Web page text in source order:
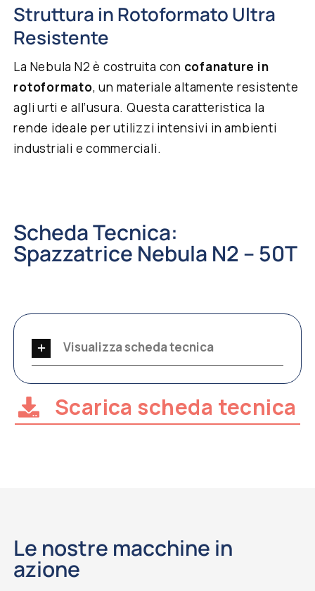
Struttura in Rotoformato Ultra
Resistente
La Nebula N2 è costruita con cofanature in
rotoformato, un materiale altamente resistente
agli urti e all’usura. Questa caratteristica la
rende ideale per utilizzi intensivi in ambienti
industriali e commerciali.
Scheda Tecnica:
Spazzatrice Nebula N2 – 50T
Visualizza scheda tecnica
Scarica scheda tecnica
Le nostre macchine in
azione